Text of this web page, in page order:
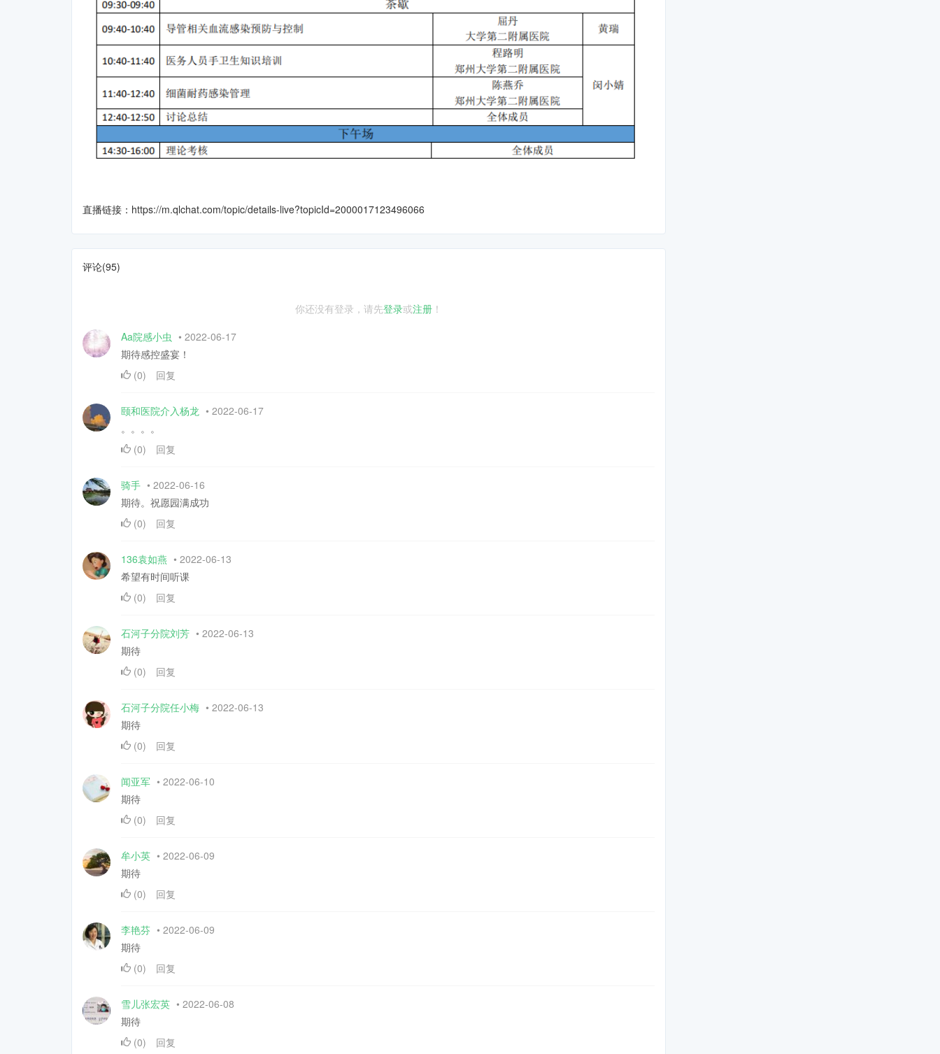
直播链接：https://m.qlchat.com/topic/details-live?topicId=2000017123496066
评论(95)
你还没有登录，请先登录或注册 ！
Aa院感小虫 • 2022-06-17
期待感控盛宴！
(0) 回复
颐和医院介入杨龙 • 2022-06-17
。。。。
(0) 回复
骑手 • 2022-06-16
期待。祝愿园满成功
(0) 回复
136袁如燕 • 2022-06-13
希望有时间听课
(0) 回复
石河子分院刘芳 • 2022-06-13
期待
(0) 回复
石河子分院任小梅 • 2022-06-13
期待
(0) 回复
闻亚军 • 2022-06-10
期待
(0) 回复
牟小英 • 2022-06-09
期待
(0) 回复
李艳芬 • 2022-06-09
期待
(0) 回复
雪儿张宏英 • 2022-06-08
期待
(0) 回复